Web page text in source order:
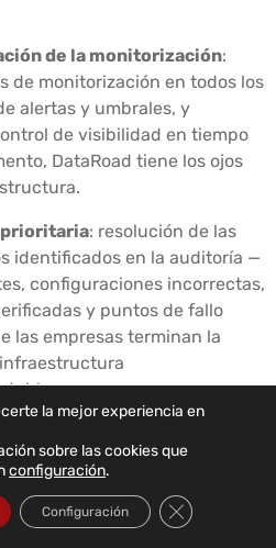
de la monitorización:
de monitorización en todos los
alertas y umbrales, y
de visibilidad en tiempo
DataRoad tiene los ojos
prioritaria: resolución de las
identificados en la auditoría —
configuraciones incorrectas,
y puntos de fallo
las empresas terminan la
y segura.
conocen los canales
DataRoad conoce el entorno.
mensual con un resumen
la mejor experiencia en
sobre las cookies que
configuración.
Configuración Cerrar el